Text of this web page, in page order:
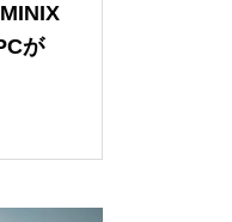
が